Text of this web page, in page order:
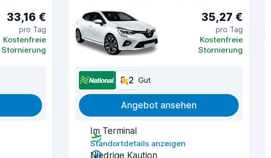
33,16 €
pro Tag
Kostenfreie
Stornierung
35,27 €
pro Tag
Kostenfreie
Stornierung
8,2 Gut
Angebot ansehen
Im Terminal
Standortdetails anzeigen
Niedrige Kaution